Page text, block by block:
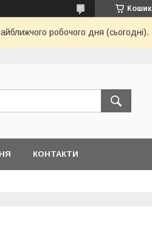
Кошик
робочого дня (сьогодні).
КОНТАКТИ